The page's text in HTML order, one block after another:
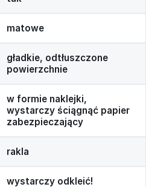
matowe
gładkie, odtłuszczone
powierzchnie
w formie naklejki,
wystarczy ściągnąć papier
zabezpieczający
rakla
wystarczy odkleić!